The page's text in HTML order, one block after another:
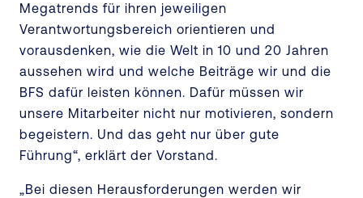
Megatrends für ihren jeweiligen
Verantwortungsbereich orientieren und
vorausdenken, wie die Welt in 10 und 20 Jahren
aussehen wird und welche Beiträge wir und die
BFS dafür leisten können. Dafür müssen wir
unsere Mitarbeiter nicht nur motivieren, sondern
begeistern. Und das geht nur über gute
Führung“, erklärt der Vorstand.
„Bei diesen Herausforderungen werden wir